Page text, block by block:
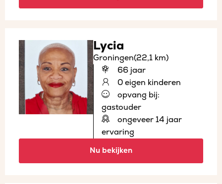
Lycia
Groningen(22,1 km)
66 jaar
0 eigen kinderen
opvang bij:
gastouder
ongeveer 14 jaar
ervaring
Nu bekijken